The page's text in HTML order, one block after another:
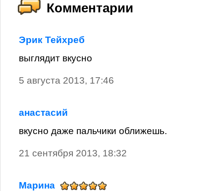
Комментарии
Эрик Тейхреб
выглядит вкусно
5 августа 2013, 17:46
анастасий
вкусно даже пальчики оближешь.
21 сентября 2013, 18:32
Марина